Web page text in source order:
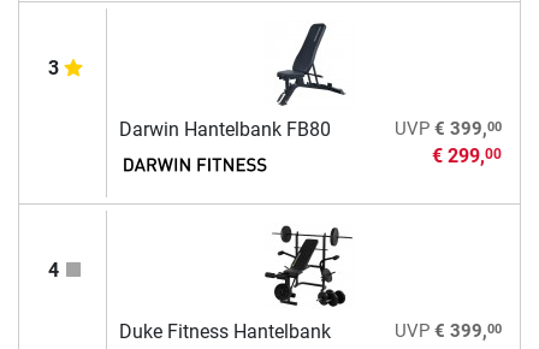
3
Darwin Hantelbank FB80 UVP € 399,00
€ 299,00
4
Duke Fitness Hantelbank UVP € 399,00